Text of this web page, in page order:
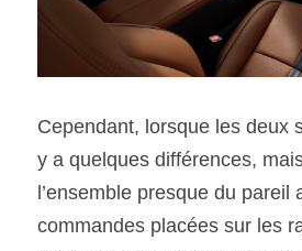
Cependant, lorsque les deux
y a quelques différences,
l’ensemble presque du pareil
commandes placées sur les